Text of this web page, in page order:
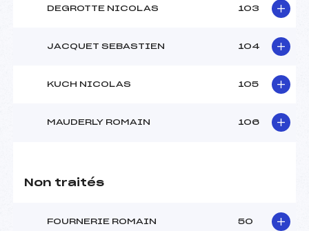
DEGROTTE NICOLAS 103
JACQUET SEBASTIEN 104
KUCH NICOLAS 105
MAUDERLY ROMAIN 106
Non traités
FOURNERIE ROMAIN 50